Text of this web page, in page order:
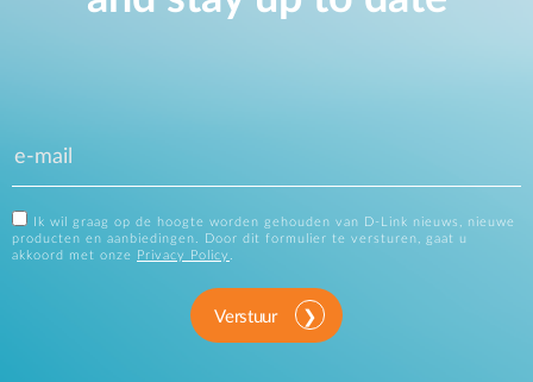
Ik wil graag op de hoogte worden gehouden van D-Link nieuws, nieuwe
producten en aanbiedingen. Door dit formulier te versturen, gaat u
akkoord met onze
Privacy Policy .
Verstuur